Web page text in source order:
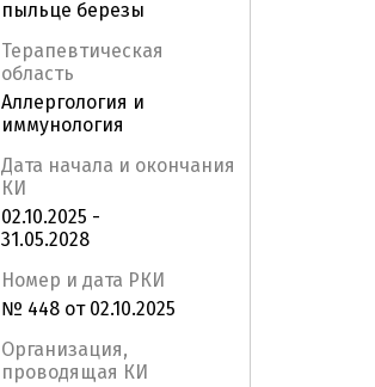
пыльце березы
Терапевтическая
область
Аллергология и
иммунология
Дата начала и окончания
КИ
02.10.2025 -
31.05.2028
Номер и дата РКИ
№ 448 от 02.10.2025
Организация,
проводящая КИ